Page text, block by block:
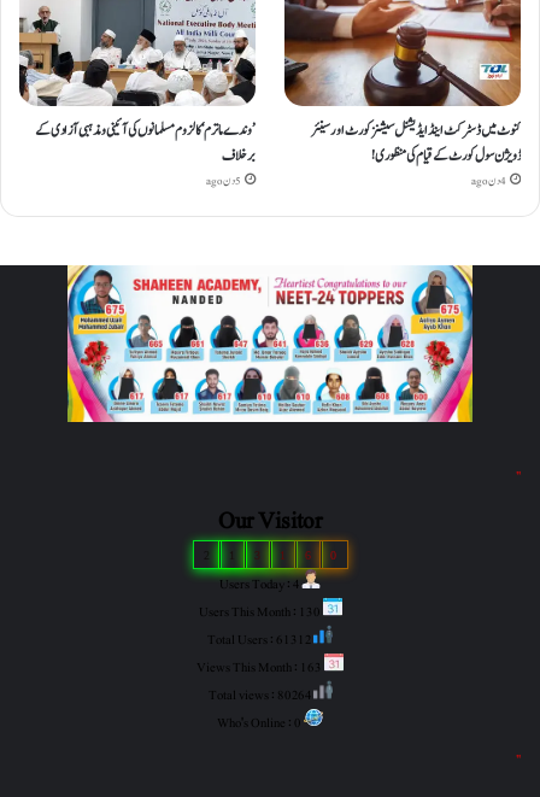
کنوٹ میں ڈسٹرکٹ اینڈ ایڈیشنل سیشنز کورٹ اور سینئر
ڈویژن سول کورٹ کے قیام کی منظوری!
4 دن ago
’وندے ماترم‘ کا لزوم مسلمانوں کی آئینی ومذہبی آزادی کے
برخلاف
5 دن ago
"
Our Visitor
0
6
1
Users Today : 4
"